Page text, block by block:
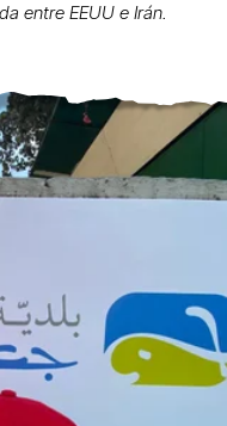
entre EEUU e Irán.